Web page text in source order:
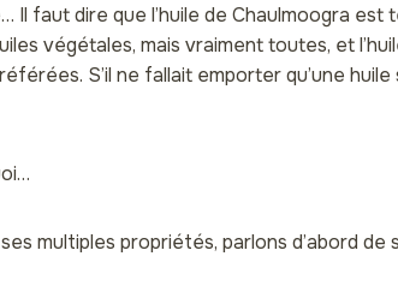
Il faut dire que l’huile de Chaulmoogra est
végétales, mais vraiment toutes, et
S’il ne fallait emporter qu’une
multiples propriétés, parlons d’abord de